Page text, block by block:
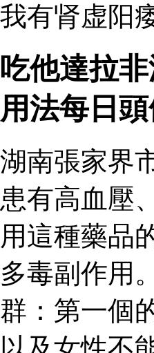
我有肾虚阳
吃他達拉
用法每日
湖南張家界
患有高血壓
用這種藥品
多毒副作用
群：第一個